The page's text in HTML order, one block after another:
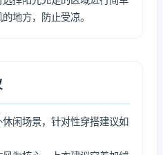
地方，防止受凉。
闲场景，针对性穿搭建议如